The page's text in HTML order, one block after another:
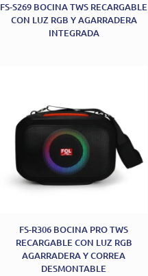
FS-S269 BOCINA TWS RECARGABLE
CON LUZ RGB Y AGARRADERA
INTEGRADA
FS-R306 BOCINA PRO TWS
RECARGABLE CON LUZ RGB
AGARRADERA Y CORREA
DESMONTABLE